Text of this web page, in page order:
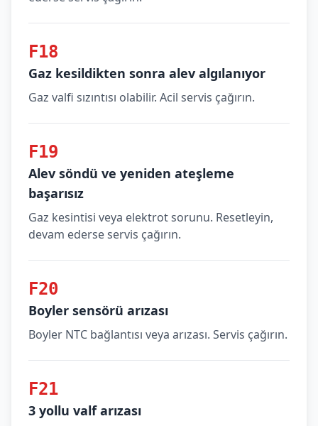
F18
Gaz kesildikten sonra alev algılanıyor
Gaz valfi sızıntısı olabilir. Acil servis çağırın.
F19
Alev söndü ve yeniden ateşleme
başarısız
Gaz kesintisi veya elektrot sorunu. Resetleyin,
devam ederse servis çağırın.
F20
Boyler sensörü arızası
Boyler NTC bağlantısı veya arızası. Servis çağırın.
F21
3 yollu valf arızası